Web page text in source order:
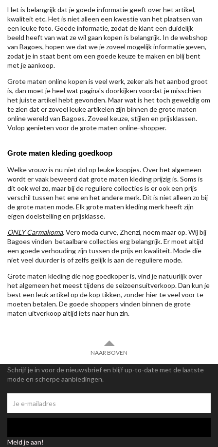
Het is belangrijk dat je goede informatie geeft over het artikel,
kwaliteit etc. Het is niet alleen een kwestie van het plaatsen van
een leuke foto. Goede informatie, zodat de klant een duidelijk
beeld heeft van wat ze wil gaan kopen is belangrijk. In de webshop
van Bagoes, hopen we dat we je zoveel mogelijk informatie geven,
zodat je in staat bent om een goede keuze te maken en blij bent
met je aankoop.
Grote maten online kopen is veel werk, zeker als het aanbod groot
is, dan moet je heel wat pagina's doorkijken voordat je misschien
het juiste artikel hebt gevonden. Maar wat is het toch geweldig om
te zien dat er zoveel leuke artikelen zijn binnen de grote maten
online wereld van Bagoes. Zoveel keuze, stijlen en prijsklassen.
Volop genieten voor de grote maten online-shopper.
Grote maten kleding goedkoop
Welke vrouw is nu niet dol op leuke koopjes. Over het algemeen
wordt er vaak beweerd dat grote maten kleding prijzig is. Soms is
dit ook wel zo, maar bij de reguliere collecties is er ook een prijs
verschil tussen het ene en het andere merk. Dit is niet alleen zo bij
de grote maten mode. Elk grote maten kleding merk heeft zijn
eigen doelstelling en prijsklasse.
ONLY Carmakoma, Vero moda curve, Zhenzi, noem maar op. Wij bij
Bagoes vinden betaalbare collecties erg belangrijk. Er moet altijd
een goede verhouding zijn tussen de prijs en kwaliteit. Mode die
niet veel duurder is of zelfs gelijk is aan de reguliere mode.
Grote maten kleding die nog goedkoper is, vind je natuurlijk over
het algemeen het meest tijdens de seizoensuitverkoop. Dan kun je
best een leuk artikel op de kop tikken, zonder hier te veel voor te
moeten betalen. De goede shoppers vinden binnen de grote
maten uitverkoop altijd iets naar hun zin.
NAAR BOVEN
Schrijf je in voor de nieuwsbrief en blijf up-to-date met de laatste
mode en scherpe aanbiedingen.
Meld je aan!